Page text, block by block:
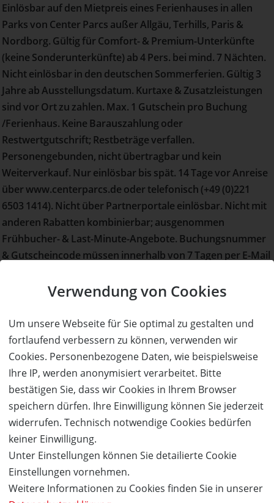
Verwendung von Cookies
Um unsere Webseite für Sie optimal zu gestalten und
fortlaufend verbessern zu können, verwenden wir
Cookies. Personenbezogene Daten, wie beispielsweise
Ihre IP, werden anonymisiert verarbeitet. Bitte
bestätigen Sie, dass wir Cookies in Ihrem Browser
speichern dürfen. Ihre Einwilligung können Sie jederzeit
widerrufen. Technisch notwendige Cookies bedürfen
keiner Einwilligung.
Unter Einstellungen können Sie detailierte Cookie
Einstellungen vornehmen.
Weitere Informationen zu Cookies finden Sie in unserer
Einlösbar auf den Mietpreis eines Ferienhauses in allen
Parks von Center Parcs außer Allgäu, Terhills, Paris &
Nordborg. Gültig für Comfort- & Premium-Unterkünfte
(keine Sonderunterkünfte) ab 4 Pers. bei mind. 7 Nächten.
Nicht einlösbar in den deutschen Sommerferien. Gültig 3
Jahre ab Ausstellungsdatum. Kurtaxe & Zusatzleistungen
sind vor Ort zu zahlen. Max. 1 Gutschein pro Buchung
/Ferienhaus. Keine Barauszahlung oder
Restwertgutschrift; Restbeträge verfallen.
Personengebunden, nicht übertragbar und kein
Weiterverkauf. Nur einlösbar bis spät. 14 Tage vor Anreise
über www.centerparcs.de oder telefonisch (+49 (0)221
6503 1414). Nicht über Partnerportale einlösbar. Nicht mit
anderen Rabatten kombinierbar; ausgenommen
Frühbucher- & Last-Minute-Angebote. Buchungsnummer
& Gutscheincode müssen innerhalb von 7 Tagen per E-Mail
Ferienhaus
Lacht zusammen mit euren Liebsten bei einem
gemütlichen Grillabend auf der eigenen Ferienhaus
Terrasse, genießt gemeinsame Spieleabende oder
lauscht dem Vogelgezwitscher bei einem ausgiebigen
Frühstück. In eurem Ferienhaus macht ihr Urlaub
inmitten der Natur, abseits der Hektik des Alltags. Es
stehen euch Ferienhäuser in den Kategorien Comfort
und Premium zur Verfügung.